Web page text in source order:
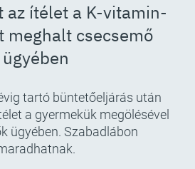
az ítélet a K-vitamin-
meghalt csecsemő
ügyében
tartó büntetőeljárás után
a gyermekük megölésével
ügyében. Szabadlábon